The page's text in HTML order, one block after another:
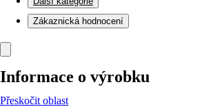
Zákaznická hodnocení
Informace o výrobku
Přeskočit oblast